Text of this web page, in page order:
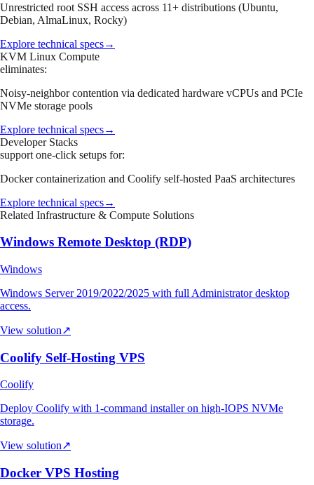
Unrestricted root SSH access across 11+ distributions (Ubuntu,
Debian, AlmaLinux, Rocky)
Explore technical specs→
KVM Linux Compute
eliminates:
Noisy-neighbor contention via dedicated hardware vCPUs and PCIe
NVMe storage pools
Explore technical specs→
Developer Stacks
support one-click setups for:
Docker containerization and Coolify self-hosted PaaS architectures
Explore technical specs→
Related Infrastructure & Compute Solutions
Windows Remote Desktop (RDP)
Windows
Windows Server 2019/2022/2025 with full Administrator desktop
access.
View solution↗
Coolify Self-Hosting VPS
Coolify
Deploy Coolify with 1-command installer on high-IOPS NVMe
storage.
View solution↗
Docker VPS Hosting